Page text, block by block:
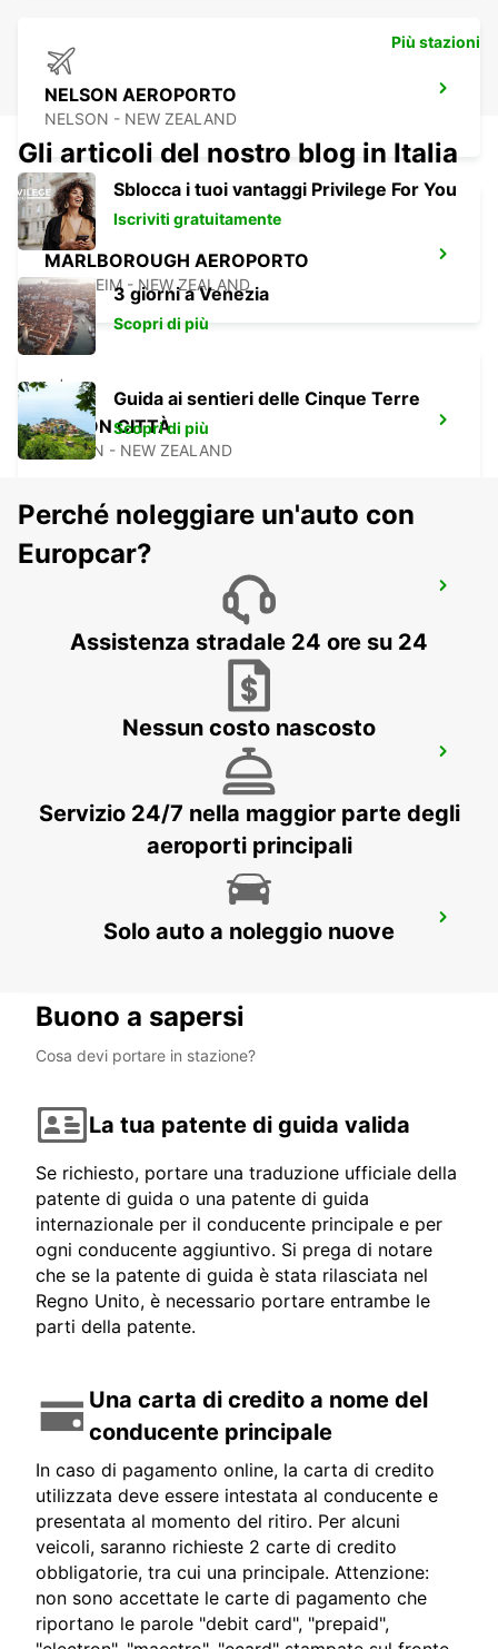
NELSON AEROPORTO
NELSON - NEW ZEALAND
MARLBOROUGH AEROPORTO
BLENHEIM - NEW ZEALAND
PICTON CITTÀ
PICTON - NEW ZEALAND
WELLINGTON AEROPORTO
WELLINGTON - NEW ZEALAND
WELLINGTON TERMINALE TRAGHETTI
WELLINGTON - NEW ZEALAND
PALMERSTON NORTH AEROPORTO
PALMERSTON NORTH - NEW ZEALAND
Più stazioni
Gli articoli del nostro blog in Italia
Sblocca i tuoi vantaggi Privilege For You
Iscriviti gratuitamente
3 giorni a Venezia
Scopri di più
Guida ai sentieri delle Cinque Terre
Scopri di più
Perché noleggiare un'auto con
Europcar?
Assistenza stradale 24 ore su 24
Nessun costo nascosto
Servizio 24/7 nella maggior parte degli
aeroporti principali
Solo auto a noleggio nuove
Buono a sapersi
Cosa devi portare in stazione?
La tua patente di guida valida
Se richiesto, portare una traduzione ufficiale della
patente di guida o una patente di guida
internazionale per il conducente principale e per
ogni conducente aggiuntivo. Si prega di notare
che se la patente di guida è stata rilasciata nel
Regno Unito, è necessario portare entrambe le
parti della patente.
Una carta di credito a nome del
conducente principale
In caso di pagamento online, la carta di credito
utilizzata deve essere intestata al conducente e
presentata al momento del ritiro. Per alcuni
veicoli, saranno richieste 2 carte di credito
obbligatorie, tra cui una principale. Attenzione:
non sono accettate le carte di pagamento che
riportano le parole "debit card", "prepaid",